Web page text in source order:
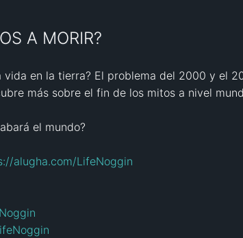
A MORIR?
vida en la tierra? El problema del 2000 y el
más sobre el fin de los mitos a nivel
el mundo?
alugha.com/LifeNoggin